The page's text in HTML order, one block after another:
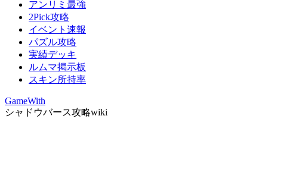
アンリミ最強
2Pick攻略
イベント速報
パズル攻略
実績デッキ
ルムマ掲示板
スキン所持率
GameWith
シャドウバース攻略wiki